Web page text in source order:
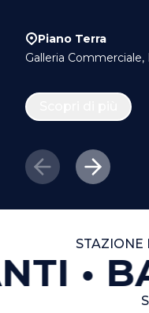
Piano Terra
Galleria
STAZIONE